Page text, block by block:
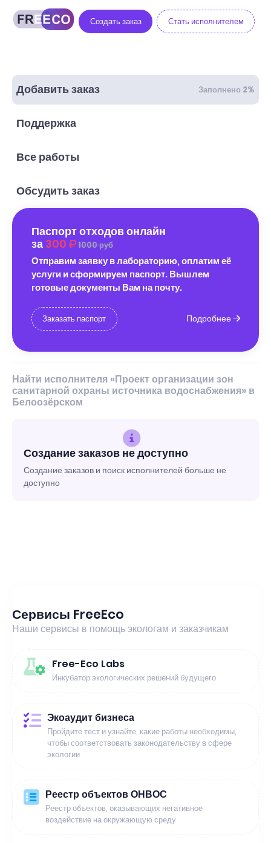
Создать заказ Стать исполнителем
Добавить заказ Заполнено 2%
Поддержка
Все работы
Обсудить заказ
Паспорт отходов онлайн
за 300 1000 руб
Отправим заявку в лабораторию, оплатим её
услуги и сформируем паспорт. Вышлем
готовые документы Вам на почту.
Заказать паспорт Подробнее
Найти исполнителя «Проект организации зон
санитарной охраны источника водоснабжения» в
Белоозёрском
Создание заказов не доступно
Создание заказов и поиск исполнителей больше не
доступно
Сервисы FreeEco
Наши сервисы в помощь экологам и заказчикам
Free-Eco Labs
Инкубатор экологических решений будущего
Экоаудит бизнеса
Пройдите тест и узнайте, какие работы необходимы,
чтобы соответствовать законодательству в сфере
экологии
Реестр объектов ОНВОС
Реестр объектов, оказывающих негативное
воздействие на окружающую среду